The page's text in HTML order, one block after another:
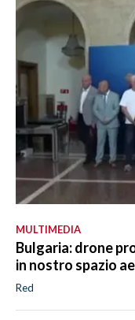
MULTIMEDIA
Bulgaria: drone
in nostro spazio
Red